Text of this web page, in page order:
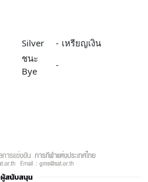
Silver - เหรียญเงิน
ชนะ
Bye
-